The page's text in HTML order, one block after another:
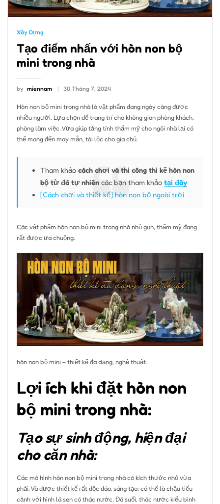
Xây Dựng
Tạo điểm nhấn với hòn non bộ
mini trong nhà
by miennam 30 Tháng 7, 2024
Hòn non bộ mini trong nhà là vật phẩm đang ngày càng được
nhiều người. Lựa chọn để trang trí cho không gian phòng khách,
phòng làm việc. Vừa giúp tăng tính thẩm mỹ cho ngôi nhà lại có
thể mang đến may mắn, tài lộc cho gia chủ.
Tham khảocách chơi và thi công thi kế hòn non
bộ từ đá tự nhiên các bạn tham khảotại đây
[Cách chơi và thiết kế] hòn non bộ ngoài trời
Các vật phẩm hòn non bộ mini trong nhà nhỏ gọn, thẩm mỹ đang
rất được ưa chuộng.
hòn non bộ mini – thiết kế đa dạng, nghệ thuật.
Lợi ích khi đặt hòn non
bộ mini trong nhà:
Tạo sự sinh động, hiện đại
cho căn nhà:
Các mô hình hòn non bộ mini trong nhà có kích thước nhỏ vừa
phải. Và được thiết kế rất độc đáo, sáng tạo: có thể là chậu tiểu
cảnh với hình lá sen có thác nước. Đá suối, thác nước kiểu bình